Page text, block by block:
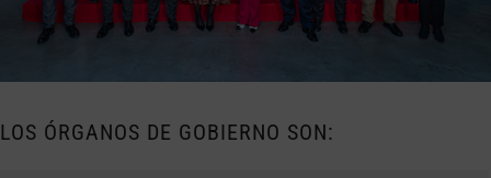
LOS ÓRGANOS DE GOBIERNO SON: